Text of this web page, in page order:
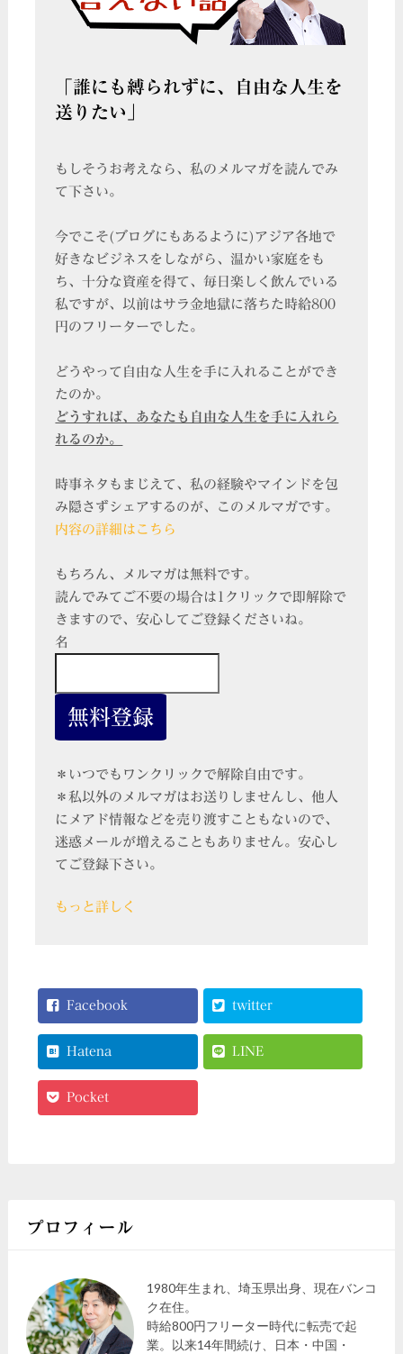
「誰にも縛られずに、自由な人生を
送りたい」
もしそうお考えなら、私のメルマガを読んでみ
て下さい。
今でこそ(ブログにもあるように)アジア各地で
好きなビジネスをしながら、温かい家庭をも
ち、十分な資産を得て、毎日楽しく飲んでいる
私ですが、以前はサラ金地獄に落ちた時給800
円のフリーターでした。
どうやって自由な人生を手に入れることができ
たのか。
どうすれば、あなたも自由な人生を手に入れら
れるのか。
時事ネタもまじえて、私の経験やマインドを包
み隠さずシェアするのが、このメルマガです。
内容の詳細はこちら
もちろん、メルマガは無料です。
読んでみてご不要の場合は1クリックで即解除で
きますので、安心してご登録くださいね。
名
＊いつでもワンクリックで解除自由です。
＊私以外のメルマガはお送りしませんし、他人
にメアド情報などを売り渡すこともないので、
迷惑メールが増えることもありません。安心し
てご登録下さい。
もっと詳しく
Facebook twitter
Hatena LINE
Pocket
プロフィール
1980年生まれ、埼玉県出身、現在バンコ
ク在住。
時給800円フリーター時代に転売で起
業。以来14年間続け、日本・中国・